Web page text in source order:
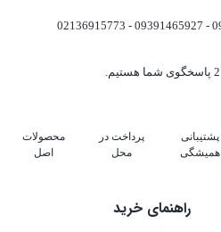
پشتیبانی
همیشگی
پرداخت در
محل
محصولات
اصل
راهنمای خرید